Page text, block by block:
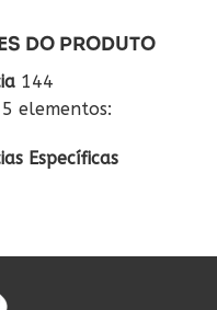
DO PRODUTO
144
5 elementos:
Específicas